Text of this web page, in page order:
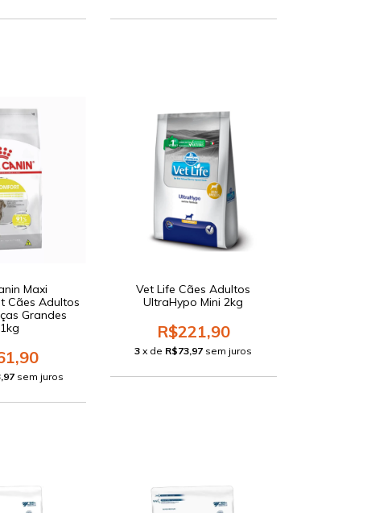
Maxi
Cães Adultos
Grandes
sem juros
Vet Life Cães Adultos
UltraHypo Mini 2kg
R$221,90
3 x de R$73,97 sem juros